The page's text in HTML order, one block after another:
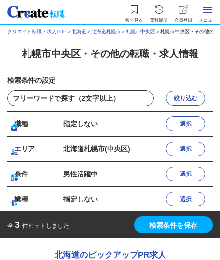
後で見る 閲覧履歴 会員登録 メニュー
クリエイト転職・求人TOP ＞北海道 ＞北海道札幌市＞札幌市中央区＞札幌市中央区・その他の
札幌市中央区・その他の転職・求人情報
検索条件の設定
絞り込む
職種 指定しない 選択
エリア 北海道札幌市(中央区) 選択
条件 男性活躍中 選択
業種 指定しない 選択
全 3 件ヒットしました 検索条件を保存
北海道のピックアップPR求人